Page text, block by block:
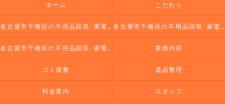
ホーム こだわり
名古屋市千種区の不用品回収･家電リユース市場の口コミ情報 名古屋市千種区の不用品回収･家電リユース市場の評判
名古屋市千種区の不用品回収･家電リユース市場のお客様の声 業務内容
ゴミ屋敷 遺品整理
料金案内 スタッフ